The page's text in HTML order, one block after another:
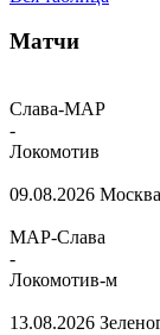
Матчи
Слава-МАР
-
Локомотив
09.08.2026
МАР-Слава
-
Локомотив-м
13.08.2026